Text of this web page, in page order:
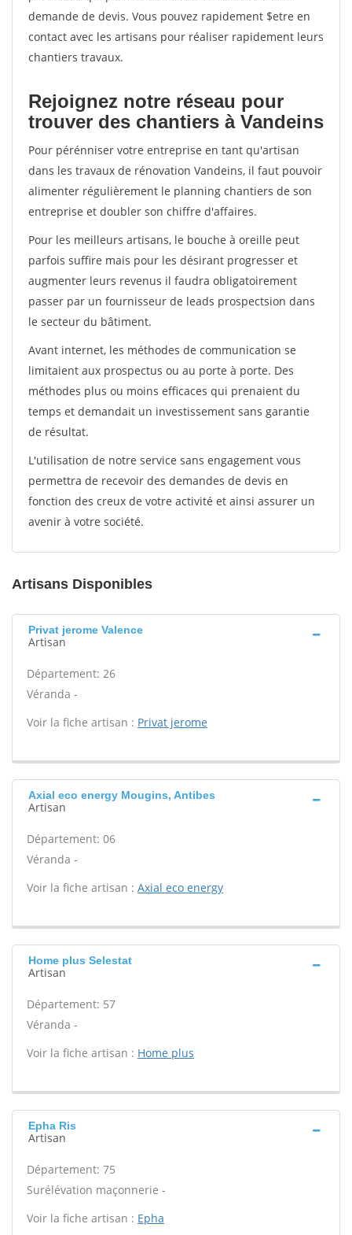
demande de devis. Vous pouvez rapidement $etre en
contact avec les artisans pour réaliser rapidement leurs
chantiers travaux.
Rejoignez notre réseau pour
trouver des chantiers à Vandeins
Pour pérénniser votre entreprise en tant qu'artisan
dans les travaux de rénovation Vandeins, il faut pouvoir
alimenter régulièrement le planning chantiers de son
entreprise et doubler son chiffre d'affaires.
Pour les meilleurs artisans, le bouche à oreille peut
parfois suffire mais pour les désirant progresser et
augmenter leurs revenus il faudra obligatoirement
passer par un fournisseur de leads prospectsion dans
le secteur du bâtiment.
Avant internet, les méthodes de communication se
limitaient aux prospectus ou au porte à porte. Des
méthodes plus ou moins efficaces qui prenaient du
temps et demandait un investissement sans garantie
de résultat.
L'utilisation de notre service sans engagement vous
permettra de recevoir des demandes de devis en
fonction des creux de votre activité et ainsi assurer un
avenir à votre société.
Artisans Disponibles
Privat jerome Valence
Artisan
Département: 26
Véranda -
Voir la fiche artisan : Privat jerome
Axial eco energy Mougins, Antibes
Artisan
Département: 06
Véranda -
Voir la fiche artisan : Axial eco energy
Home plus Selestat
Artisan
Département: 57
Véranda -
Voir la fiche artisan : Home plus
Epha Ris
Artisan
Département: 75
Surélévation maçonnerie -
Voir la fiche artisan : Epha